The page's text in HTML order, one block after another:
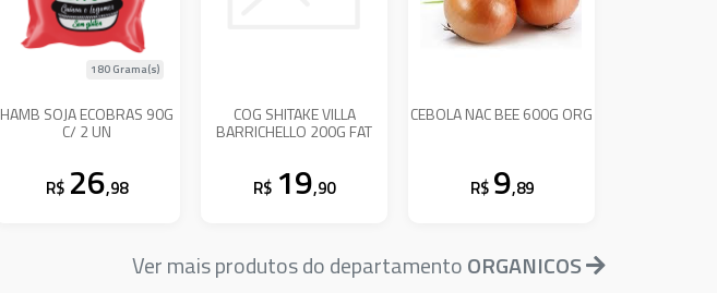
HAMB SOJA ECOBRAS 90G
C/ 2 UN
180 Grama(s)
R$ 26,98
COG SHITAKE VILLA
BARRICHELLO 200G FAT
R$ 19,90
CEBOLA NAC BEE 600G ORG
R$ 9,89
Ver mais produtos do departamentoORGANICOS